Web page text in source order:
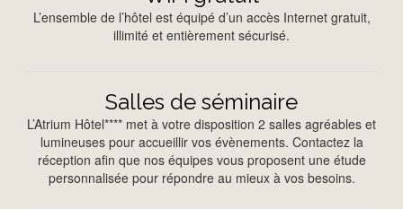
L’ensemble de l’hôtel est équipé d’un accès Internet gratuit,
illimité et entièrement sécurisé.
Salles de séminaire
L’Atrium Hôtel**** met à votre disposition 2 salles agréables et
lumineuses pour accueillir vos évènements. Contactez la
réception afin que nos équipes vous proposent une étude
personnalisée pour répondre au mieux à vos besoins.